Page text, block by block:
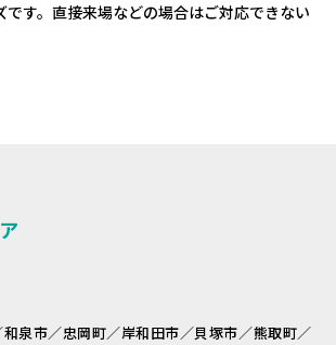
です。直接来場などの場合はご対応できない
泉市／忠岡町／岸和田市／貝塚市／熊取町／